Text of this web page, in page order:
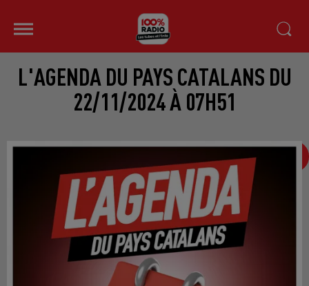
L'AGENDA DU PAYS CATALANS DU
22/11/2024 À 07H51